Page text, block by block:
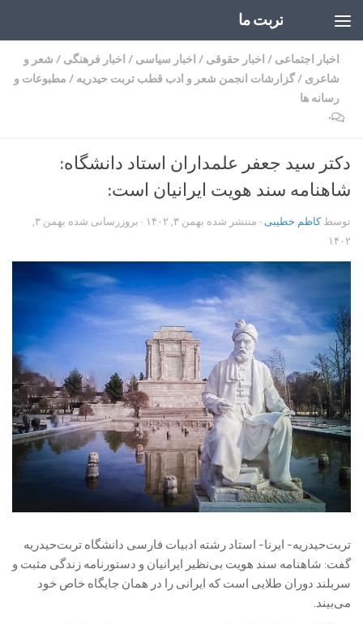
تربت ما
اخبار اجتماعی / اخبار حقوقی / اخبار سیاسی / اخبار فرهنگی / شعر و
شاعری /گزارشات انجمن شعر و ادب قطب تربت حیدریه / مطبوعات و
رسانه ها
۰
دکتر سید جعفر علمداران استاد دانشگاه:
شاهنامه سند هویت ایرانیان است:
توسطکاظم خطیبی · منتشر شده بهمن ۳, ۱۴۰۲ · بروزرسانی شده
بهمن ۳,
۱۴۰۲
تربت‌حیدریه- ایرنا- استاد رشته ادبیات فارسی دانشگاه تربت‌حیدریه
گفت: شاهنامه سند هویت بی‌نظیر ایرانیان و دستورنامه زندگی مثبت و
سربلند دوران طلایی است که ایرانی را در همان جایگاه خاص خود
می‌بیند.